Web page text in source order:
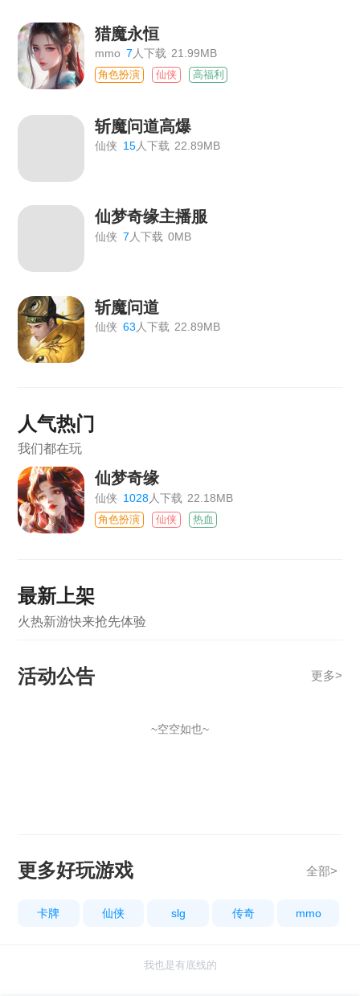
猎魔永恒
mmo 7 人下载 21.99MB
角色扮演 仙侠 高福利
斩魔问道高爆
仙侠 15人下载 22.89MB
仙梦奇缘主播服
仙侠 7 人下载 0MB
斩魔问道
仙侠 63人下载 22.89MB
人气热门
我们都在玩
仙梦奇缘
仙侠 1028人下载 22.18MB
角色扮演 仙侠 热血
最新上架
火热新游快来抢先体验
活动公告 更多>
~空空如也~
更多好玩游戏 全部>
卡牌 仙侠 slg 传奇 mmo
我也是有底线的